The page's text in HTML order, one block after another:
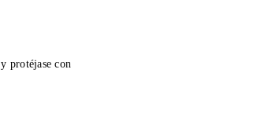
protéjase con